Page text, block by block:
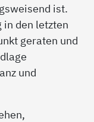
ist.
den letzten
geraten und
und